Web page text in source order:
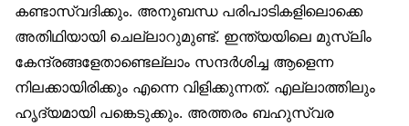
കണ്ടാസ്വദിക്കും. അനുബന്ധ പരിപാടികളിലൊക്കെ
അതിഥിയായി ചെല്ലാറുമുണ്ട്. ഇന്ത്യയിലെ മുസ്‌ലിം
കേന്ദ്രങ്ങളേതാണ്ടെല്ലാം സന്ദർശിച്ച ആളെന്ന
നിലക്കായിരിക്കും എന്നെ വിളിക്കുന്നത്. എല്ലാത്തിലും
ഹൃദ്യമായി പങ്കെടുക്കും. അത്തരം ബഹുസ്വര